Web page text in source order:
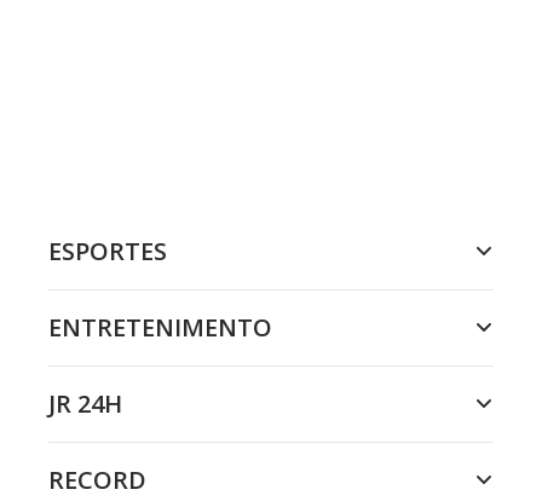
ESPORTES
ENTRETENIMENTO
JR 24H
RECORD